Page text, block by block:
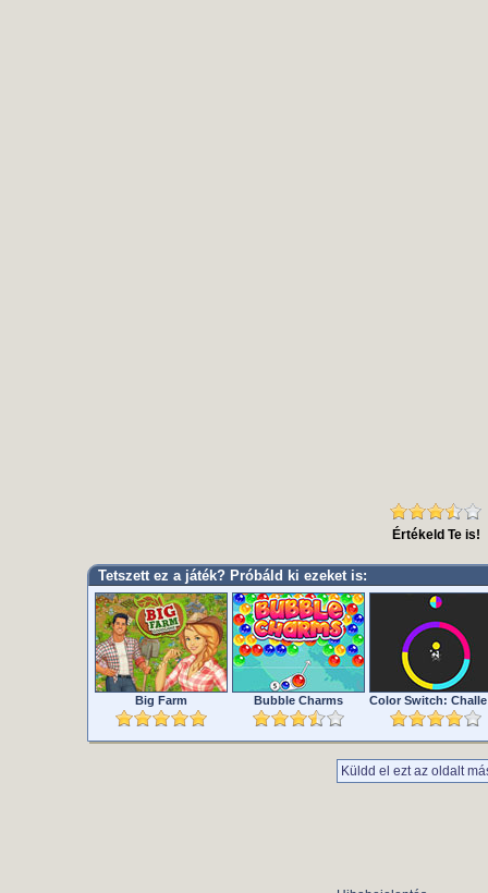
Értékeld Te is!
Tetszett ez a játék? Próbáld ki ezeket is:
Big Farm Bubble Charms
Küldd el ezt az oldalt